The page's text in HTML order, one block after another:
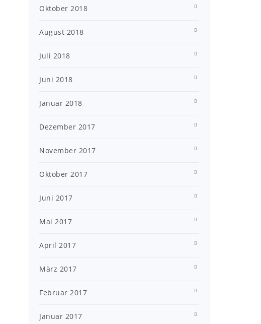
Oktober 2018
August 2018
Juli 2018
Juni 2018
Januar 2018
Dezember 2017
November 2017
Oktober 2017
Juni 2017
Mai 2017
April 2017
März 2017
Februar 2017
Januar 2017